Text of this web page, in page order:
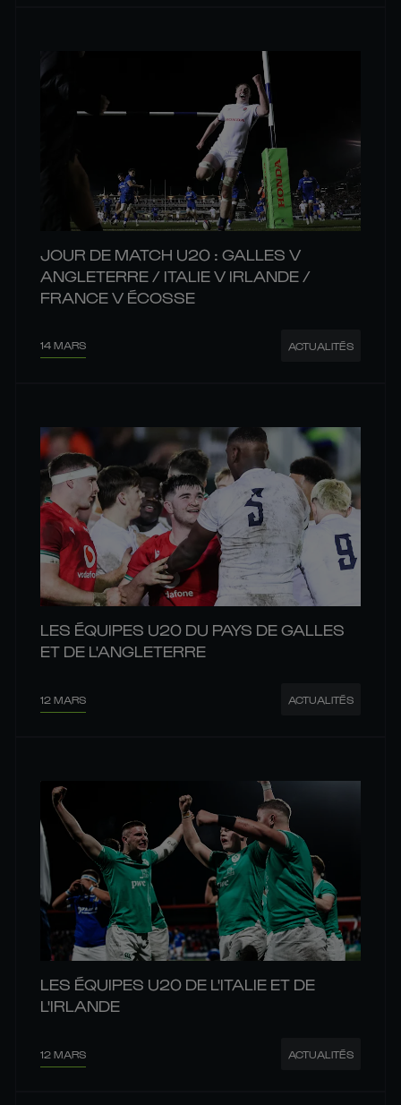
JOUR DE MATCH U20 : GALLES V
ANGLETERRE / ITALIE V IRLANDE /
FRANCE V ÉCOSSE
14 MARS ACTUALITÉS
LES ÉQUIPES U20 DU PAYS DE GALLES
ET DE L'ANGLETERRE
12 MARS ACTUALITÉS
LES ÉQUIPES U20 DE L'ITALIE ET DE
L'IRLANDE
12 MARS ACTUALITÉS